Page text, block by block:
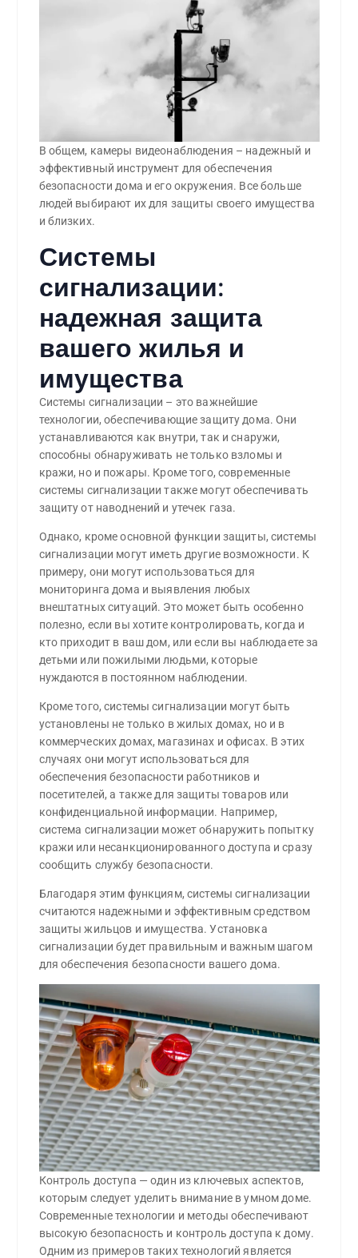
В общем, камеры видеонаблюдения – надежный и
эффективный инструмент для обеспечения
безопасности дома и его окружения. Все больше
людей выбирают их для защиты своего имущества
и близких.
Системы
сигнализации:
надежная защита
вашего жилья и
имущества
Системы сигнализации – это важнейшие
технологии, обеспечивающие защиту дома. Они
устанавливаются как внутри, так и снаружи,
способны обнаруживать не только взломы и
кражи, но и пожары. Кроме того, современные
системы сигнализации также могут обеспечивать
защиту от наводнений и утечек газа.
Однако, кроме основной функции защиты, системы
сигнализации могут иметь другие возможности. К
примеру, они могут использоваться для
мониторинга дома и выявления любых
внештатных ситуаций. Это может быть особенно
полезно, если вы хотите контролировать, когда и
кто приходит в ваш дом, или если вы наблюдаете за
детьми или пожилыми людьми, которые
нуждаются в постоянном наблюдении.
Кроме того, системы сигнализации могут быть
установлены не только в жилых домах, но и в
коммерческих домах, магазинах и офисах. В этих
случаях они могут использоваться для
обеспечения безопасности работников и
посетителей, а также для защиты товаров или
конфиденциальной информации. Например,
система сигнализации может обнаружить попытку
кражи или несанкционированного доступа и сразу
сообщить службу безопасности.
Благодаря этим функциям, системы сигнализации
считаются надежными и эффективным средством
защиты жильцов и имущества. Установка
сигнализации будет правильным и важным шагом
для обеспечения безопасности вашего дома.
Контроль доступа — один из ключевых аспектов,
которым следует уделить внимание в умном доме.
Современные технологии и методы обеспечивают
высокую безопасность и контроль доступа к дому.
Одним из примеров таких технологий является